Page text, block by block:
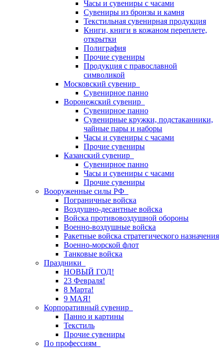
Часы и сувениры с часами
Сувениры из бронзы и камня
Текстильная сувенирная продукция
Книги, книги в кожаном переплете,
открытки
Полиграфия
Прочие сувениры
Продукция с православной
символикой
Московский сувенир
Сувенирное панно
Воронежский сувенир
Сувенирное панно
Сувенирные кружки, подстаканники,
чайные пары и наборы
Часы и сувениры с часами
Прочие сувениры
Казанский сувенир
Сувенирное панно
Часы и сувениры с часами
Прочие сувениры
Вооруженные силы РФ
Пограничные войска
Воздушно-десантные войска
Войска противовоздушной обороны
Военно-воздушные войска
Ракетные войска стратегического назначения
Военно-морской флот
Танковые войска
Праздники
НОВЫЙ ГОД!
23 Февраля!
8 Марта!
9 МАЯ!
Корпоративный сувенир
Панно и картины
Текстиль
Прочие сувениры
По профессиям